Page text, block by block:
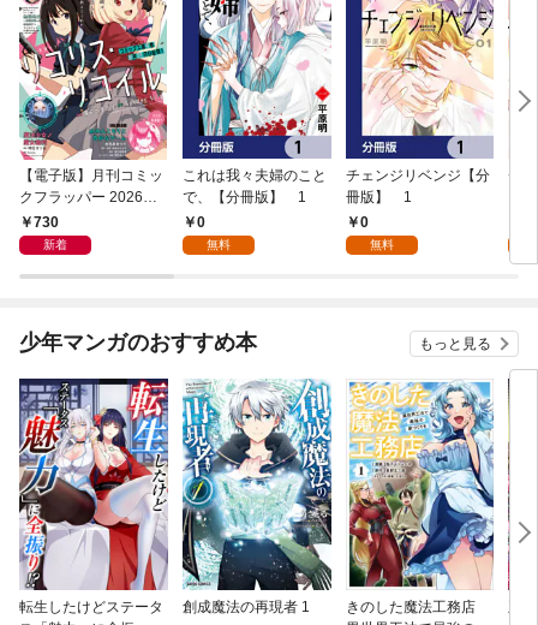
【電子版】月刊コミッ
クフラッパー 2026年9
月号730
新着
これは我々夫婦のこと
で、【分冊版】 1
0
無料
チェンジリベンジ【分
冊版】 1
0
無料
チ
少年マンガのおすすめ本 もっと見る
転生したけどステータ
創成魔法の再現者 1
きのした魔法工務店